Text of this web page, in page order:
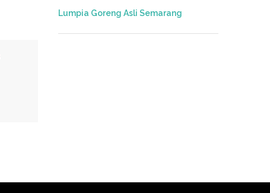
Lumpia Goreng Asli Semarang